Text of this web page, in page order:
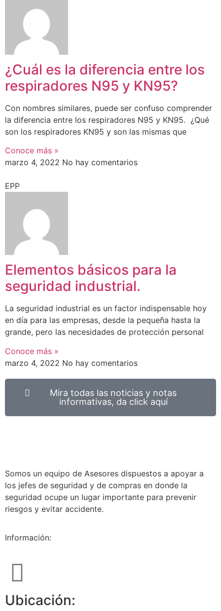
¿Cuál es la diferencia entre los
respiradores N95 y KN95?
Con nombres similares, puede ser confuso comprender
la diferencia entre los respiradores N95 y KN95. ¿Qué
son los respiradores KN95 y son las mismas que
Conoce más »
marzo 4, 2022 No hay comentarios
EPP
Elementos básicos para la
seguridad industrial.
La seguridad industrial es un factor indispensable hoy
en día para las empresas, desde la pequeña hasta la
grande, pero las necesidades de protección personal
Conoce más »
marzo 4, 2022 No hay comentarios
Mira todas las noticias y notas
informativas, da click aquí
Somos un equipo de Asesores dispuestos a apoyar a
los jefes de seguridad y de compras en donde la
seguridad ocupe un lugar importante para prevenir
riesgos y evitar accidente.
Información:
Ubicación: